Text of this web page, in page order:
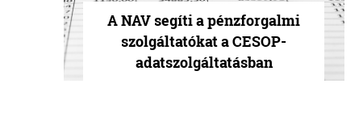
A NAV segíti a pénzforgalmi
szolgáltatókat a CESOP-
adatszolgáltatásban